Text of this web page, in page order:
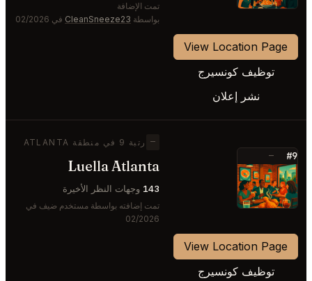
تمت الإضافة
بواسطة CleanSneeze23 في 02/2026
View Location Page
توظيف كونسيرج
نشر إعلان
#9
—
⭐
— رتبة 9 في منطقة ATLANTA
Luella Atlanta
143 وجهات النظر الأخيرة
تمت إضافته بواسطة مستخدم ضيف في
02/2026
View Location Page
توظيف كونسيرج